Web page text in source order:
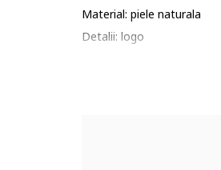
Material: piele naturala
Detalii: logo